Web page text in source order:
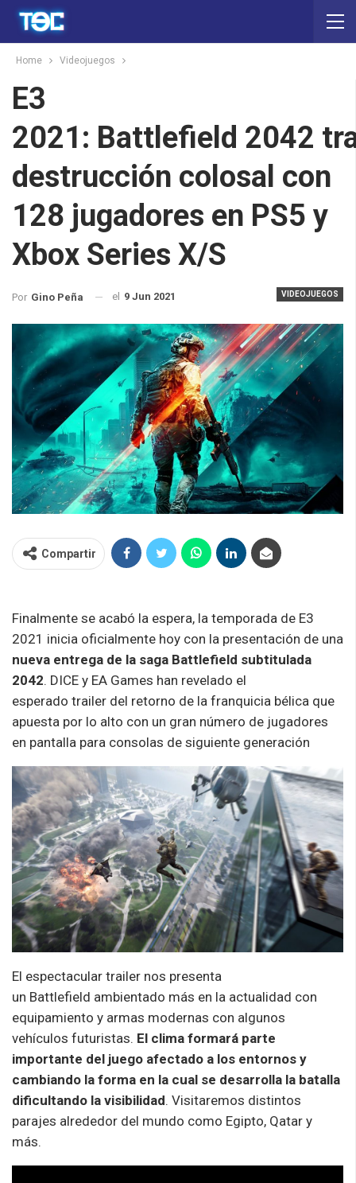
Home Videojuegos
E3
2021: Battlefield 2042
destrucción colosal con
128 jugadores en PS5 y
Xbox Series X/S
VIDEOJUEGOS
Por Gino Peña el 9 Jun 2021
Compartir
Finalmente se acabó la espera, la temporada de E3
2021 inicia oficialmente hoy con la presentación de una
nueva entrega de la saga Battlefield subtitulada
2042. DICE y EA Games han revelado el
esperado trailer del retorno de la franquicia bélica que
apuesta por lo alto con un gran número de jugadores
en pantalla para consolas de siguiente generación
El espectacular trailer nos presenta
un Battlefield ambientado más en la actualidad con
equipamiento y armas modernas con algunos
vehículos futuristas. El clima formará parte
importante del juego afectado a los entornos y
cambiando la forma en la cual se desarrolla la batalla
dificultando la visibilidad. Visitaremos distintos
parajes alrededor del mundo como Egipto, Qatar y
más.